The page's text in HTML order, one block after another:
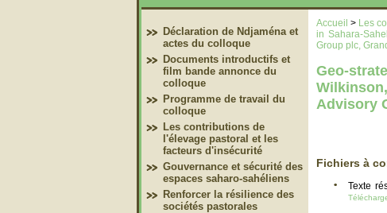
Déclaration de Ndjaména et
actes du colloque
Documents introductifs et
film bande annonce du
colloque
Programme de travail du
colloque
Les contributions de
l'élevage pastoral et les
facteurs d'insécurité
Gouvernance et sécurité des
espaces saharo-sahéliens
Renforcer la résilience des
sociétés pastorales
Accueil > Les
in Sahara-
Group plc,
Geo-
Advisory
Fichiers à
Texte